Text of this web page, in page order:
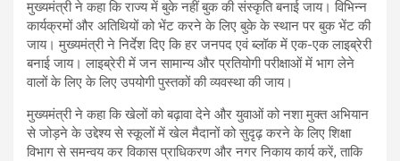
मुख्यमंत्री ने कहा कि राज्य में बुके नहीं बुक की संस्कृति बनाई जाय। विभिन्न
कार्यक्रमों और अतिथियों को भेंट करने के लिए बुके के स्थान पर बुक भेंट की
जाय। मुख्यमंत्री ने निर्देश दिए कि हर जनपद एवं ब्लॉक में एक-एक लाइब्रेरी
बनाई जाय। लाइब्रेरी में जन सामान्य और प्रतियोगी परीक्षाओं में भाग लेने
वालों के लिए के लिए उपयोगी पुस्तकों की व्यवस्था की जाय।
मुख्यमंत्री ने कहा कि खेलों को बढ़ावा देने और युवाओं को नशा मुक्त अभियान
से जोड़ने के उद्देश्य से स्कूलों में खेल मैदानों को सुदृढ़ करने के लिए शिक्षा
विभाग से समन्वय कर विकास प्राधिकरण और नगर निकाय कार्य करें, ताकि